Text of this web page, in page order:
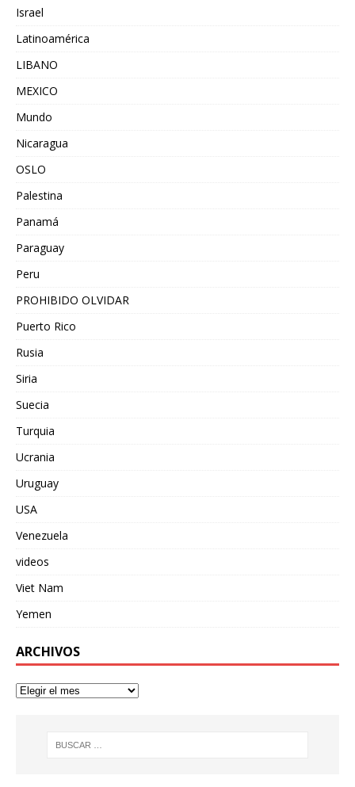
Israel
Latinoamérica
LIBANO
MEXICO
Mundo
Nicaragua
OSLO
Palestina
Panamá
Paraguay
Peru
PROHIBIDO OLVIDAR
Puerto Rico
Rusia
Siria
Suecia
Turquia
Ucrania
Uruguay
USA
Venezuela
videos
Viet Nam
Yemen
ARCHIVOS